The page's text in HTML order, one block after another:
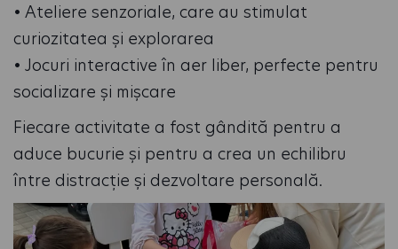
• Ateliere senzoriale, care au stimulat
curiozitatea și explorarea
• Jocuri interactive în aer liber, perfecte pentru
socializare și mișcare
Fiecare activitate a fost gândită pentru a
aduce bucurie și pentru a crea un echilibru
între distracție și dezvoltare personală.